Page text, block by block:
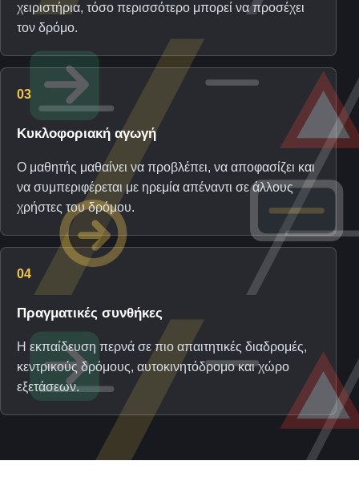
χειριστήρια, τόσο περισσότερο μπορεί να προσέχει
τον δρόμο.
03
Κυκλοφοριακή αγωγή
Ο μαθητής μαθαίνει να προβλέπει, να αποφασίζει και
να συμπεριφέρεται με ηρεμία απέναντι σε άλλους
χρήστες του δρόμου.
04
Πραγματικές συνθήκες
Η εκπαίδευση περνά σε πιο απαιτητικές διαδρομές,
κεντρικούς δρόμους, αυτοκινητόδρομο και χώρο
εξετάσεων.